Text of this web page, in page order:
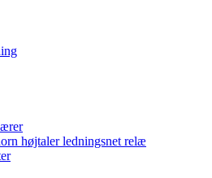
højtaler ledningsnet relæ